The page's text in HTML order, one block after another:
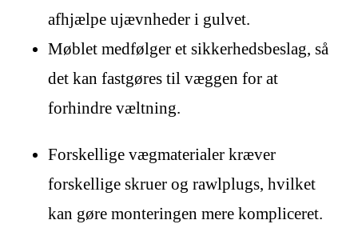
afhjælpe ujævnheder i gulvet.
Møblet medfølger et sikkerhedsbeslag, så
det kan fastgøres til væggen for at
forhindre væltning.
Forskellige vægmaterialer kræver
forskellige skruer og rawlplugs, hvilket
kan gøre monteringen mere kompliceret.